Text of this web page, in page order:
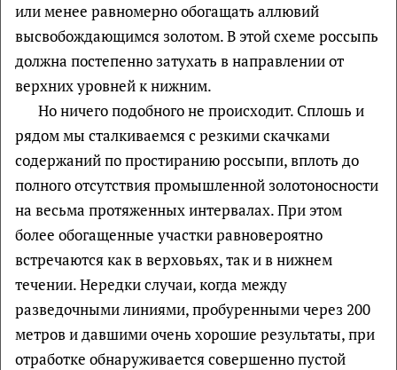
или менее равномерно обогащать аллювий
высвобождающимся золотом. В этой схеме россыпь
должна постепенно затухать в направлении от
верхних уровней к нижним.
Но ничего подобного не происходит. Сплошь и
рядом мы сталкиваемся с резкими скачками
содержаний по простиранию россыпи, вплоть до
полного отсутствия промышленной золотоносности
на весьма протяженных интервалах. При этом
более обогащенные участки равновероятно
встречаются как в верховьях, так и в нижнем
течении. Нередки случаи, когда между
разведочными линиями, пробуренными через 200
метров и давшими очень хорошие результаты, при
отработке обнаруживается совершенно пустой